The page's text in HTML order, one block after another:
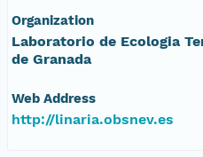
Organization
Laboratorio de Ecologia
de Granada
Web Address
http://linaria.obsnev.es